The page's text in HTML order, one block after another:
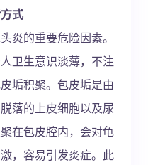
式
炎的重要危险因素。
卫生意识淡薄，不注
垢积聚。包皮垢是由
落的上皮细胞以及尿
在包皮腔内，会对龟
，容易引发炎症。此